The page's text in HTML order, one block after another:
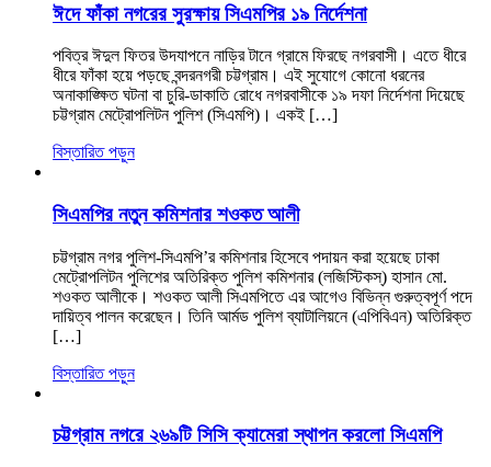
ঈদে ফাঁকা নগরের সুরক্ষায় সিএমপির ১৯ নির্দেশনা
পবিত্র ঈদুল ফিতর উদযাপনে নাড়ির টানে গ্রামে ফিরছে নগরবাসী। এতে ধীরে
ধীরে ফাঁকা হয়ে পড়ছে বন্দরনগরী চট্টগ্রাম। এই সুযোগে কোনো ধরনের
অনাকাঙ্ক্ষিত ঘটনা বা চুরি-ডাকাতি রোধে নগরবাসীকে ১৯ দফা নির্দেশনা দিয়েছে
চট্টগ্রাম মেট্রোপলিটন পুলিশ (সিএমপি)। একই […]
বিস্তারিত পড়ুন
সিএমপির নতুন কমিশনার শওকত আলী
চট্টগ্রাম নগর পুলিশ-সিএমপি’র কমিশনার হিসেবে পদায়ন করা হয়েছে ঢাকা
মেট্রোপলিটন পুলিশের অতিরিক্ত পুলিশ কমিশনার (লজিস্টিকস্) হাসান মো.
শওকত আলীকে। শওকত আলী সিএমপিতে এর আগেও বিভিন্ন গুরুত্বপূর্ণ পদে
দায়িত্ব পালন করেছেন। তিনি আর্মড পুলিশ ব্যাটালিয়নে (এপিবিএন) অতিরিক্ত
[…]
বিস্তারিত পড়ুন
চট্টগ্রাম নগরে ২৬৯টি সিসি ক্যামেরা স্থাপন করলো সিএমপি